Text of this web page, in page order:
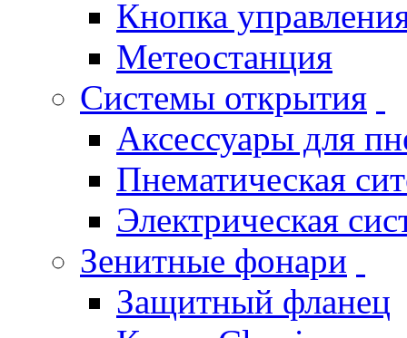
Кнопка
Метеостанция
Системы открытия
Аксессуары для
Пнематическая
Электрическая
Зенитные фонари
Защитный фланец